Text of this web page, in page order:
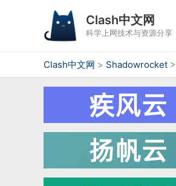
容
Clash中文网
科学上网技术与资源分享
Clash中文网 > Shadowrocket >